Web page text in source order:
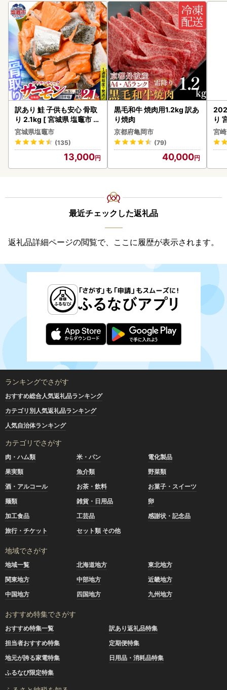
訳あり 鮭 子供も安心 骨取
り 2.1kg [ 宮城県 塩竈市 ]
鮭
宮城県塩竈市
(135)
13,000
黒毛和牛 焼肉用1.2kg 訳あ
り焼肉
京都府亀岡市
(79)
40,000
り
宮
最近チェックした返礼品
返礼品詳細ページの閲覧で、ここに履歴が表示されます。
ランキングでさがす
おすすめ総合人気返礼品ランキング
カテゴリ別人気返礼品ランキング
人気自治体ランキング
カテゴリでさがす
肉・ハム類 米・パン
電化製品
果実類
魚介類
野菜類
酒・アルコール
お茶・飲料
お菓子・スイーツ
麺類
雑貨・日用品
卵
加工食品
工芸品
感謝状・記念品
旅行・チケット
セット類 その他
地域でさがす
地域一覧 北海道地方
東北地方
関東地方
中部地方
近畿地方
中国地方
四国地方 九州地方
おすすめ特集でさがす
おすすめ特集一覧
訳あり返礼品特集
担当者おすすめ特集
定期便特集
地元が誇る家電特集
日用品・消耗品特集
ふるなび限定特集